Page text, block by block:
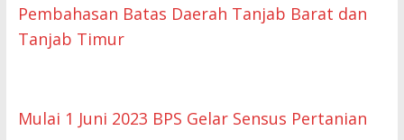
Pembahasan Batas Daerah Tanjab Barat dan
Tanjab Timur
Mulai 1 Juni 2023 BPS Gelar Sensus Pertanian